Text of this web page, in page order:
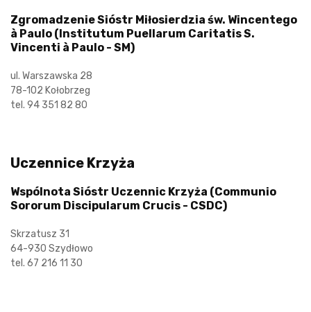
Zgromadzenie Sióstr Miłosierdzia św. Wincentego
à Paulo (Institutum Puellarum Caritatis S.
Vincenti à Paulo - SM)
ul. Warszawska 28
78-102 Kołobrzeg
tel. 94 351 82 80
Uczennice Krzyża
Wspólnota Sióstr Uczennic Krzyża (Communio
Sororum Discipularum Crucis - CSDC)
Skrzatusz 31
64-930 Szydłowo
tel. 67 216 11 30